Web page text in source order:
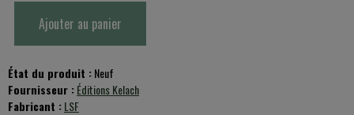
Ajouter au panier
État du produit :Neuf
Fournisseur :Éditions Kelach
Fabricant :LSF